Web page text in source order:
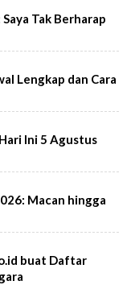
Tak Berharap
Lengkap dan Cara
Ini 5 Agustus
Macan hingga
buat Daftar